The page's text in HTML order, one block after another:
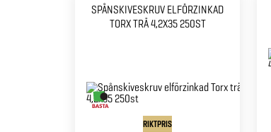
SPÅNSKIVESKRUV ELFÖRZINKAD
TORX TRÄ 4,2X35 250ST
RIKTPRIS